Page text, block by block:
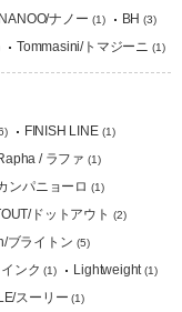
NANOO/ナノー (1) BH (3)
Tommasini/トマジーニ (1)
FINISH LINE (1)
/ ラファ (1)
ンパニョーロ (1)
ドットアウト (2)
ブライトン (5)
ンク (1) Lightweight (1)
スーリー (1)